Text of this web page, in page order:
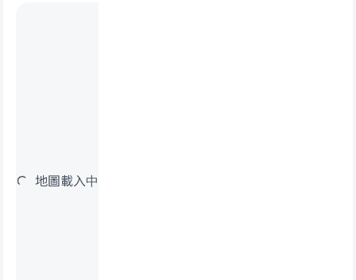
地圖載入中